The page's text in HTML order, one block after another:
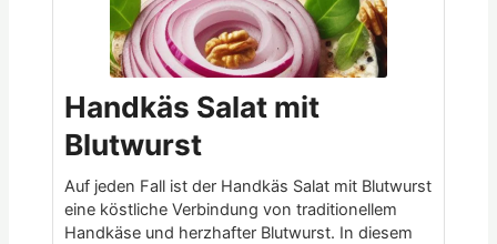
Handkäs Salat mit
Blutwurst
Auf jeden Fall ist der Handkäs Salat mit Blutwurst
eine köstliche Verbindung von traditionellem
Handkäse und herzhafter Blutwurst. In diesem